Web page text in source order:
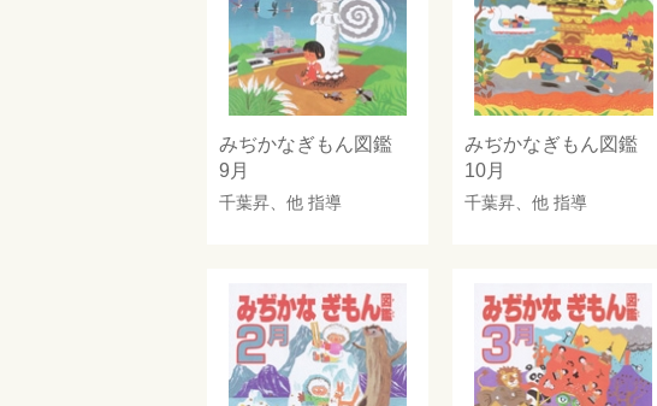
みぢかなぎもん図鑑
9月
千葉昇 、他 指導
みぢかなぎもん図鑑
10月
千葉昇 、他 指導